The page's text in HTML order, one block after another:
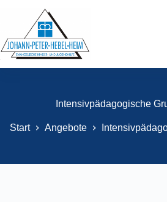
Intensivpädagogische
Start Angebote